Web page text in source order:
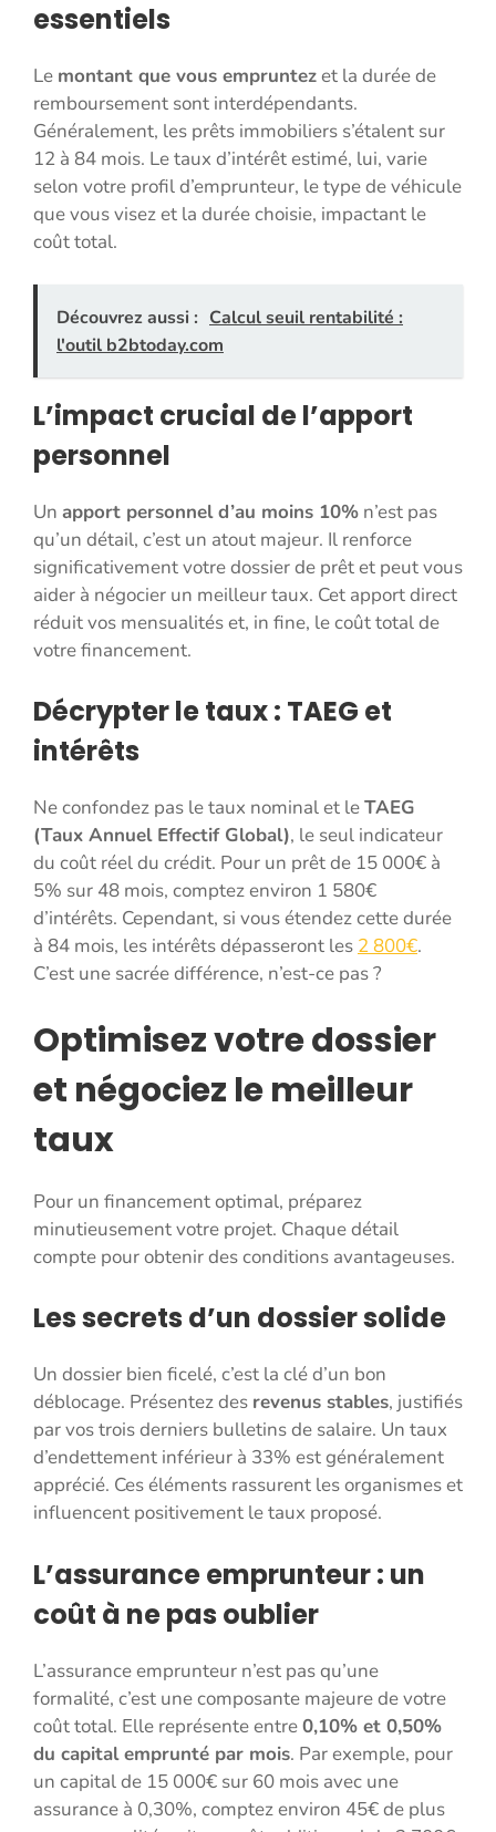
essentiels
Le montant que vous empruntezet la durée de
remboursement sont interdépendants.
Généralement, les prêts immobiliers s’étalent sur
12 à 84 mois. Le taux d’intérêt estimé, lui, varie
selon votre profil d’emprunteur, le type de véhicule
que vous visez et la durée choisie, impactant le
coût total.
Découvrez aussi : Calcul seuil rentabilité :
l'outil b2btoday.com
L’impact crucial de l’apport
personnel
Un apport personnel d’au moins 10% n’est pas
qu’un détail, c’est un atout majeur. Il renforce
significativement votre dossier de prêt et peut vous
aider à négocier un meilleur taux. Cet apport direct
réduit vos mensualités et, in fine, le coût total de
votre financement.
Décrypter le taux : TAEG et
intérêts
Ne confondez pas le taux nominal et leTAEG
(Taux Annuel Effectif Global), le seul indicateur
du coût réel du crédit. Pour un prêt de 15 000€ à
5% sur 48 mois, comptez environ 1 580€
d’intérêts. Cependant, si vous étendez cette durée
à 84 mois, les intérêts dépasseront les 2 800€.
C’est une sacrée différence, n’est-ce pas ?
Optimisez votre dossier
et négociez le meilleur
taux
Pour un financement optimal, préparez
minutieusement votre projet. Chaque détail
compte pour obtenir des conditions avantageuses.
Les secrets d’un dossier solide
Un dossier bien ficelé, c’est la clé d’un bon
déblocage. Présentez des revenus stables, justifiés
par vos trois derniers bulletins de salaire. Un taux
d’endettement inférieur à 33% est généralement
apprécié. Ces éléments rassurent les organismes et
influencent positivement le taux proposé.
L’assurance emprunteur : un
coût à ne pas oublier
L’assurance emprunteur n’est pas qu’une
formalité, c’est une composante majeure de votre
coût total. Elle représente entre0,10% et 0,50%
du capital emprunté par mois. Par exemple, pour
un capital de 15 000€ sur 60 mois avec une
assurance à 0,30%, comptez environ 45€ de plus